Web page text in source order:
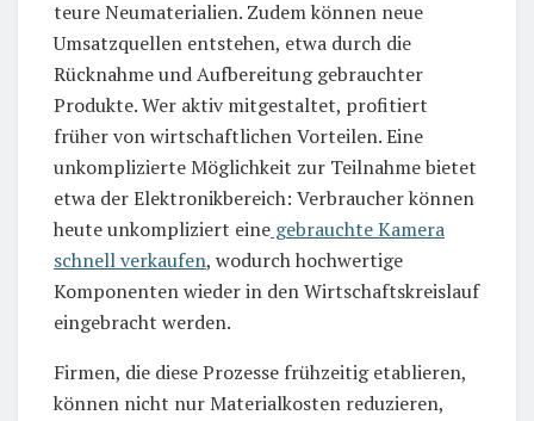
teure Neumaterialien. Zudem können neue
Umsatzquellen entstehen, etwa durch die
Rücknahme und Aufbereitung gebrauchter
Produkte. Wer aktiv mitgestaltet, profitiert
früher von wirtschaftlichen Vorteilen. Eine
unkomplizierte Möglichkeit zur Teilnahme bietet
etwa der Elektronikbereich: Verbraucher können
heute unkompliziert eine gebrauchte Kamera
schnell verkaufen, wodurch hochwertige
Komponenten wieder in den Wirtschaftskreislauf
eingebracht werden.
Firmen, die diese Prozesse frühzeitig etablieren,
können nicht nur Materialkosten reduzieren,